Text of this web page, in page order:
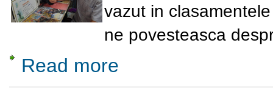
vazut in
ne povesteasca
Read more